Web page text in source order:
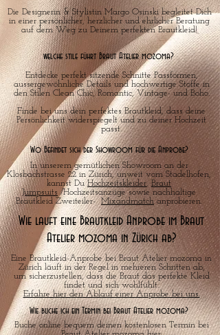
Die Designerin & Stylistin Margo Osinski begleitet Dich
in einer persönlicher, herzlicher und ehrlicher Beratung
auf dem Weg zu Deinem perfekten Brautkleid!
welche stile führt Braut Atelier mozoma?
Entdecke perfekt sitzende Schnitte Passformen,
aussergewöhnliche Details und hochwertige Stoffe in
den Stilen Clean Chic, Romantic, Vintage- und Boho.
Finde bei uns dein perfektes Brautkleid, dass deine
Persönlichkeit widerspiegelt und zu deiner Hochzeit
passt.
Wo Befindet sich der Showroom für die Anprobe?
In unserem gemütlichen Showroom an der
Klosbachstrasse 22 in Zürich, unweit vom Stadelhofen,
kannst DuHochzeitskleider Braut
Jumpsuits /Hochzeitsanzüge sowie nachhaltige
Brautkleid Zweiteiler-Mixandmatchanprobieren.
Wie lauft eine Brautkleid Anprobe im Braut
Atelier mozoma in Zürich ab?
Eine Brautkleid-Anprobe bei Braut Atelier mozoma in
Zürich läuft in der Regel in mehreren Schritten ab,
um sicherzustellen, dass die Braut das perfekte Kleid
findet und sich wohlfühlt.
Erfahre hier den Ablauf einer Anprobe bei uns.
Wie buche ich ein Termin bei Braut Atelier mozoma?
Buche online bequem deinen kostenlosen Termin bei